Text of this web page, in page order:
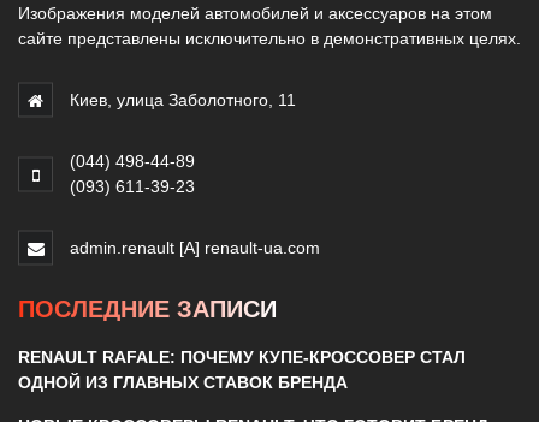
Изображения моделей автомобилей и аксессуаров на этом
сайте представлены исключительно в демонстративных целях.
Киев, улица Заболотного, 11
(044) 498-44-89
(093) 611-39-23
admin.renault [A] renault-ua.com
ПОСЛЕДНИЕ ЗАПИСИ
RENAULT RAFALE: ПОЧЕМУ КУПЕ-КРОССОВЕР СТАЛ
ОДНОЙ ИЗ ГЛАВНЫХ СТАВОК БРЕНДА